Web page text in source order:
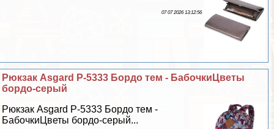
07 07 2026 13:12:56
Рюкзак Asgard Р-5333 Бордо тем - БабочкиЦветы
бордо-серый
Рюкзак Asgard Р-5333 Бордо тем -
БабочкиЦветы бордо-серый...